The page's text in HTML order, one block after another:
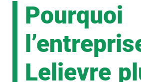
Pourquoi
Lelievre